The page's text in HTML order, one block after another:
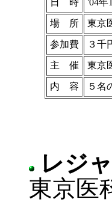
場 所 東京
参加費 ３千
主 催 東京
内 容 ５名
レジ
東京医